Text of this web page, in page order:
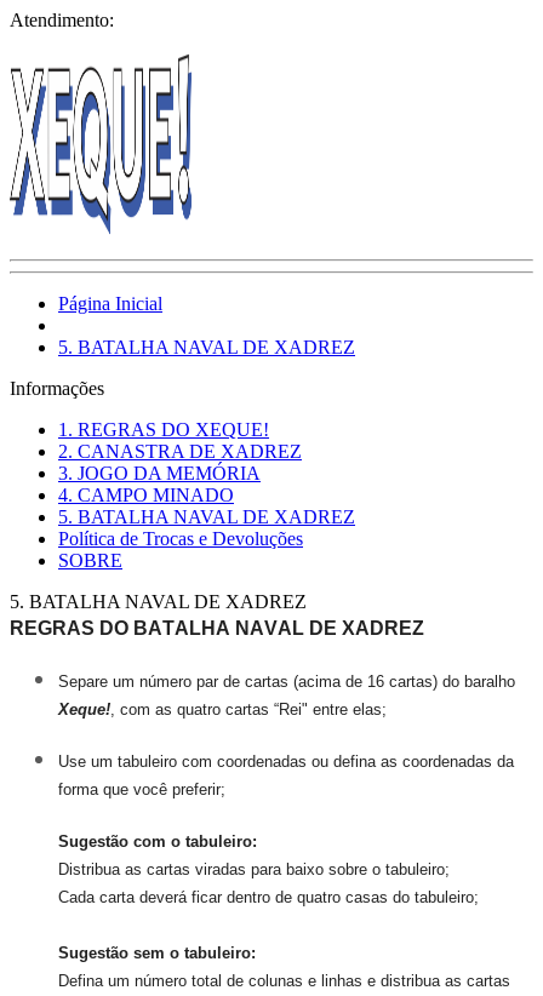
Atendimento:
Página Inicial
5. BATALHA NAVAL DE XADREZ
Informações
1. REGRAS DO XEQUE!
2. CANASTRA DE XADREZ
3. JOGO DA MEMÓRIA
4. CAMPO MINADO
5. BATALHA NAVAL DE XADREZ
Política de Trocas e Devoluções
SOBRE
5. BATALHA NAVAL DE XADREZ
REGRAS DO BATALHA NAVAL DE XADREZ
Separe um número par de cartas (acima de 16 cartas) do baralho
Xeque!, com as quatro cartas “Rei" entre elas;
Use um tabuleiro com coordenadas ou defina as coordenadas da
forma que você preferir;
Sugestão com o tabuleiro:
Distribua as cartas viradas para baixo sobre o tabuleiro;
Cada carta deverá ficar dentro de quatro casas do tabuleiro;
Sugestão sem o tabuleiro:
Defina um número total de colunas e linhas e distribua as cartas